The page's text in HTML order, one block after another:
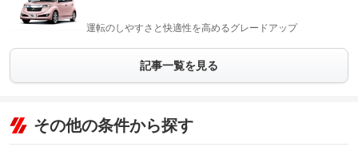
運転のしやすさと快適性を高めるグレードアップ
記事一覧を見る
その他の条件から探す